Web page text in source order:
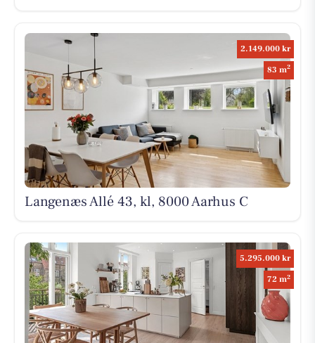
2.149.000 kr
83 m2
Langenæs Allé 43, kl, 8000 Aarhus C
5.295.000 kr
72 m2